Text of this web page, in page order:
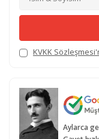
KVKK
Aylarca